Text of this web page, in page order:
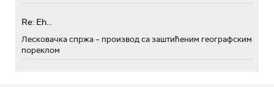
Re: Eh...
Лесковачка спржа – производ са заштићеним географским
пореклом